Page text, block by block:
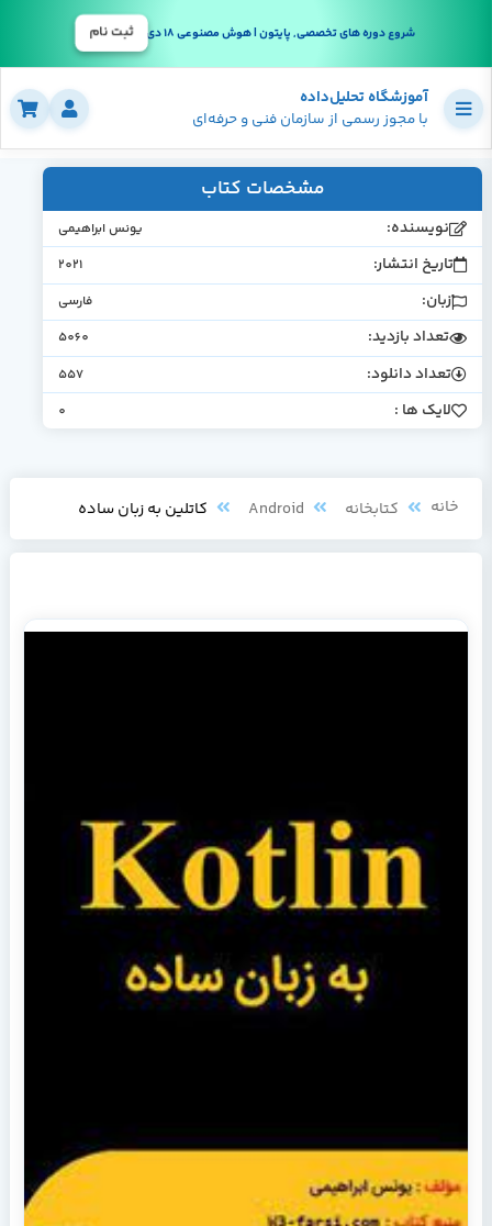
شروع دوره های تخصصی, پایتون | هوش مصنوعی 18 دی ثبت نام
آموزشگاه تحلیل‌داده
با مجوز رسمی از سازمان فنی و حرفه‌ای
مشخصات کتاب
نویسنده: یونس ابراهیمی
تاریخ انتشار: 2021
زبان: فارسی
تعداد بازدید: 5060
تعداد دانلود: 557
لایک ها : 0
خانه کتابخانه Android کاتلین به زبان ساده